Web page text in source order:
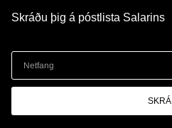
Skráðu þig á póstlista Salarins
SKRÁ